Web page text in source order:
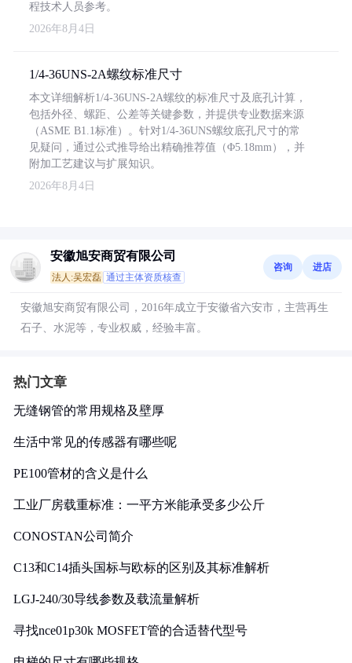
程技术人员参考。
2026年8月4日
1/4-36UNS-2A螺纹标准尺寸
本文详细解析1/4-36UNS-2A螺纹的标准尺寸及底孔计算，
包括外径、螺距、公差等关键参数，并提供专业数据来源
（ASME B1.1标准）。针对1/4-36UNS螺纹底孔尺寸的常
见疑问，通过公式推导给出精确推荐值（Φ5.18mm），并
附加工艺建议与扩展知识。
2026年8月4日
安徽旭安商贸有限公司
法人:吴宏磊 通过主体资质核查
咨询 进店
安徽旭安商贸有限公司，2016年成立于安徽省六安市，主营再生
石子、水泥等，专业权威，经验丰富。
热门文章
无缝钢管的常用规格及壁厚
生活中常见的传感器有哪些呢
PE100管材的含义是什么
工业厂房载重标准：一平方米能承受多少公斤
CONOSTAN公司简介
C13和C14插头国标与欧标的区别及其标准解析
LGJ-240/30导线参数及载流量解析
寻找nce01p30k MOSFET管的合适替代型号